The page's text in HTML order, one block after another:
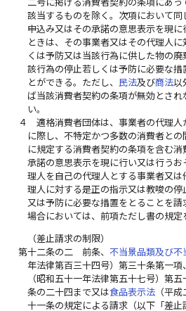
該当するものを除く。次項において
申込み又はその承諾の意思表示を現
ときは、その事業者又はその代理人
くは予防又は当該行為に供した物の
該行為の停止若しくは予防に必要な
とができる。ただし、 民法及び商法以
ば当該消費者契約の条項が無効とさ
い。
４
適格消費者団体は、事業者の代理
に際し、不特定かつ多数の消費者と
に規定する消費者契約の条項を含む
承諾の意思表示を現に行い又は行う
理人を自己の代理人とする事業者又
理人に対する是正の指示又は教唆の
又は予防に必要な措置をとることを
場合においては、前項ただし書の規定
（差止請求の制限）
第十二条の二
前条、不当景品類及び不
年法律第百三十四号）第三十条第一項
（昭和五十一年法律第五十七号）第
条の二十四まで又は食品表示法 （平
十一条の規定による請求（以下「差